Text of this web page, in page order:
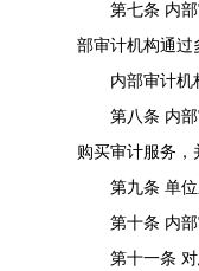
第七条 内部审
部审计机构通过
内部审计机构
第八条 内部审
购买审计服务，
第九条 单位应
第十条 内部
第十一条 对忠